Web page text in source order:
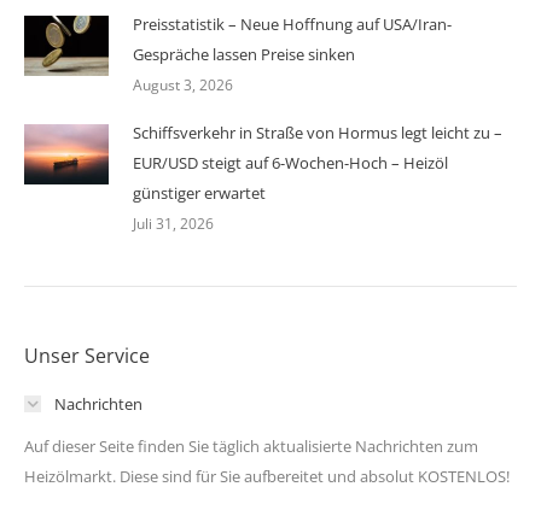
Preisstatistik – Neue Hoffnung auf USA/Iran-
Gespräche lassen Preise sinken
August 3, 2026
Schiffsverkehr in Straße von Hormus legt leicht zu –
EUR/USD steigt auf 6-Wochen-Hoch – Heizöl
günstiger erwartet
Juli 31, 2026
Unser Service
Nachrichten
Auf dieser Seite finden Sie täglich aktualisierte Nachrichten zum
Heizölmarkt. Diese sind für Sie aufbereitet und absolut KOSTENLOS!